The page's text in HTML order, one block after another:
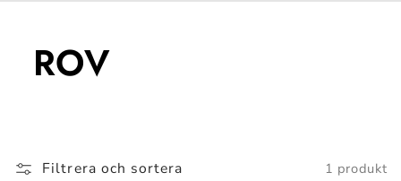
ROV
Filtrera och sortera 1 produkt